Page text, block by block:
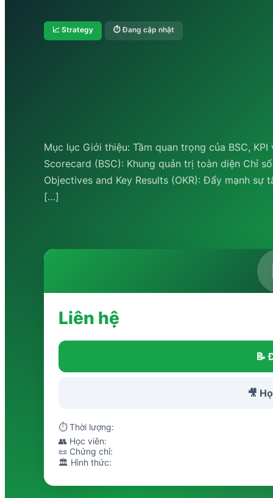
📈 Strategy ⏱ Đang cập nhật
Mục lục Giới thiệu: Tầm quan trọng của BSC,
Scorecard (BSC): Khung quản trị toàn diện Chỉ
Objectives and Key Results (OKR): Đẩy mạnh
[…]
Liên hệ
📝
🎥
⏱ Thời lượng:
👥 Học viên:
📜 Chứng chỉ:
🏛️ Hình thức: